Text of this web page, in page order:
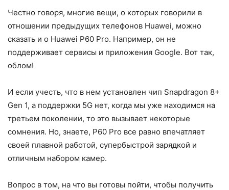
Честно говоря, многие вещи, о которых говорили в
отношении предыдущих телефонов Huawei, можно
сказать и о Huawei P60 Pro. Например, он не
поддерживает сервисы и приложения Google. Вот так,
облом!
И если учесть, что в нем установлен чип Snapdragon 8+
Gen 1, а поддержки 5G нет, когда мы уже находимся на
третьем поколении, то это вызывает некоторые
сомнения. Но, знаете, P60 Pro все равно впечатляет
своей плавной работой, супербыстрой зарядкой и
отличным набором камер.
Вопрос в том, на что вы готовы пойти, чтобы получить